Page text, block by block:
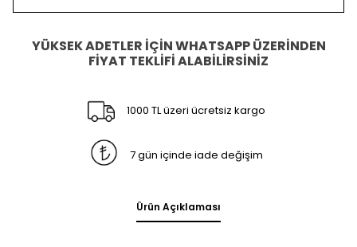
YÜKSEK ADETLER İÇİN WHATSAPP ÜZERİNDEN
FİYAT TEKLİFİ ALABİLİRSİNİZ
1000 TL üzeri ücretsiz kargo
7 gün içinde iade değişim
Ürün Açıklaması